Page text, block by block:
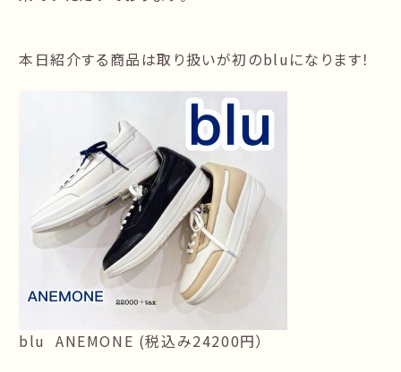
本日紹介する商品は取り扱いが初のbluになります！
blu ANEMONE (税込み24200円）